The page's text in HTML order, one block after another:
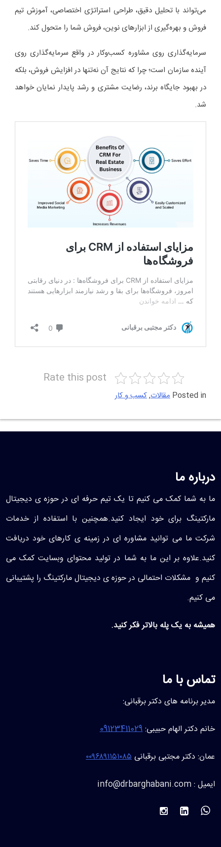
می‌تواند با تحلیل دقیق، طراحی استراتژی اختصاصی، آموزش تیم
فروش و بهره‌گیری از ابزارهای نوین، فروش شما را متحول کند.
سرمایه‌گذاری روی مشاوره کسب‌وکار در واقع سرمایه‌گذاری روی
آینده سازمان است؛ چرا که نتایج آن نه‌تنها در افزایش فروش، بلکه
در بهبود جایگاه برند، رضایت مشتری و رشد پایدار نمایان خواهد
شد.
Rate this post
Posted in مقالات,کسب و کار
درباره ما
ما به شما کمک می کنیم تا یک تیم حرفه ای در حوزه ی دیجیتال
مارکتینگ برای خود ایجاد کنید.همچنین با استفاده از خدمات
شرکت ما می توانید مشاوره ای در زمینه ی کارهای خود دریافت
کنید.علاوه بر این ما به شما در تولید محتوای وبسایت کمک می
کنیم و مشکلات احتمالی در حوزه ی دیجیتال مارکتینگ را پشتیبانی
می کنیم.
همیشه به یک پله بالاتر فکر کنید.
تماس با ما
مدیر برنامه های دکتر برقبانی:
خانم دکتر الهام حبیبی:09123411029
عمان: دکتر مجتبی برقبانی ۰۰۹۶۸۹۱۱۵۱۰۸۵
ایمیل : info@drbarghabani.com